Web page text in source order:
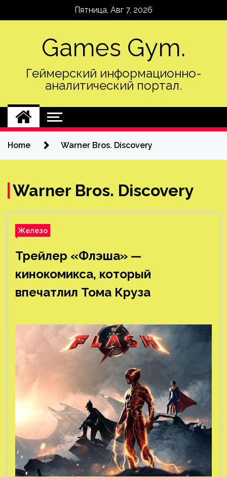
Пятница, Авг 7, 2026
Games Gym.
Геймерский информационно-
аналитический портал.
Home Warner Bros. Discovery
Warner Bros. Discovery
Железо
Трейлер «Флэша» —
кинокомикса, который
впечатлил Тома Круза